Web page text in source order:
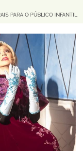
PARA O PÚBLICO INFANTIL